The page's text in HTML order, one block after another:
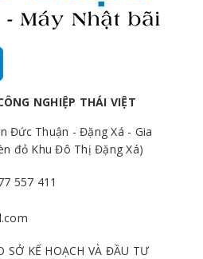
NGHIỆP THÁI VIỆT
Đức Thuận - Đặng Xá - Gia
đỏ Khu Đô Thị Đặng Xá)
557 411
SỞ KẾ HOẠCH VÀ ĐẦU TƯ